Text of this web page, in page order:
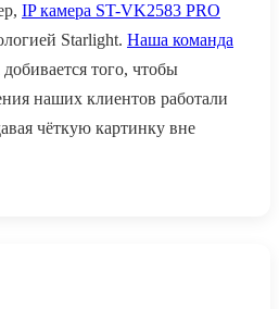
IP камера ST-VK2583 PRO
Starlight. Наша команда
добивается того, чтобы
наших клиентов работали
чёткую картинку вне